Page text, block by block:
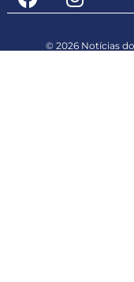
© 2026 Notícias